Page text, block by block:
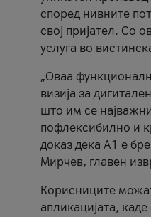
според нивните
свој пријател. Со
услуга во
„Оваа
визија за
што им се
пофлексибилно и
доказ дека А1 е
Мирчев, главен
Корисниците
апликацијата,